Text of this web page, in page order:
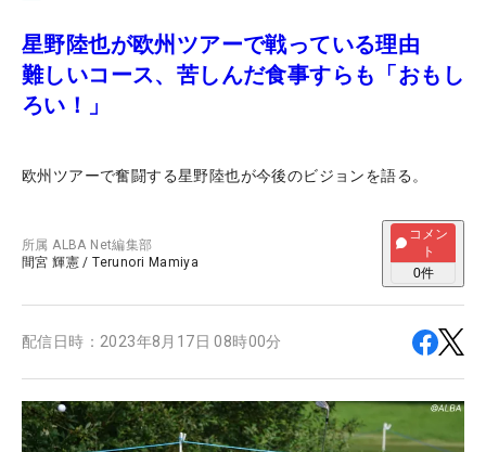
星野陸也が欧州ツアーで戦っている理由
難しいコース、苦しんだ食事すらも「おもし
ろい！」
欧州ツアーで奮闘する星野陸也が今後のビジョンを語る。
所属ALBA Net編集部
間宮 輝憲 /Terunori Mamiya
コメン
ト
0件
配信日時： 2023年8月17日 08時00分